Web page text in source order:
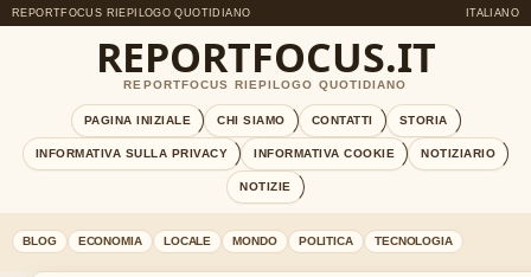
REPORTFOCUS RIEPILOGO QUOTIDIANO ITALIANO
REPORTFOCUS.IT
REPORTFOCUS RIEPILOGO QUOTIDIANO
PAGINA INIZIALE CHI SIAMO CONTATTI STORIA
INFORMATIVA SULLA PRIVACY INFORMATIVA COOKIE NOTIZIARIO
NOTIZIE
BLOG ECONOMIA LOCALE MONDO POLITICA TECNOLOGIA